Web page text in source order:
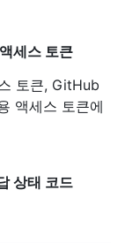
세스 토큰
토큰, GitHub
액세스 토큰에
상태 코드